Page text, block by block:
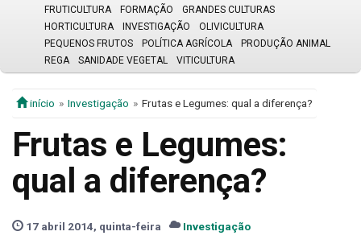
FRUTICULTURA
FORMAÇÃO
GRANDES CULTURAS
HORTICULTURA
INVESTIGAÇÃO
OLIVICULTURA
PEQUENOS FRUTOS
POLÍTICA AGRÍCOLA
PRODUÇÃO ANIMAL
REGA
SANIDADE VEGETAL VITICULTURA
início Investigação Frutas e Legumes: qual a diferença?
Frutas e Legumes:
qual a diferença?
17 abril 2014, quinta-feira Investigação